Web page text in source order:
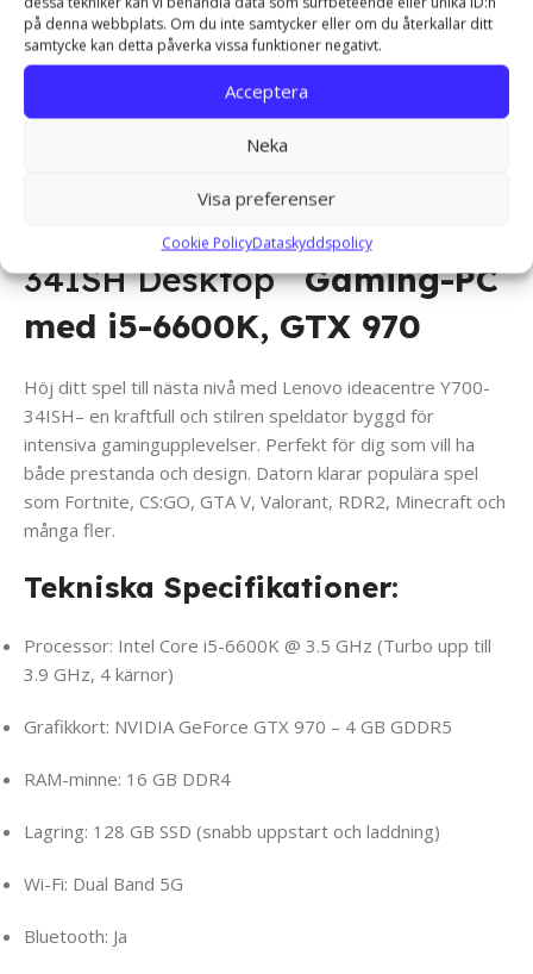
på denna webbplats. Om du inte samtycker eller om du återkallar ditt
samtycke kan detta påverka vissa funktioner negativt.
Acceptera
Neka
Visa preferenser
Cookie PolicyDataskyddspolicy
Lenovo ideacentre Y700-
34ISH DesktopGaming-PC
med i5-6600K, GTX 970
Höj ditt spel till nästa nivå med Lenovo ideacentre Y700-
34ISH– en kraftfull och stilren speldator byggd för
intensiva gamingupplevelser. Perfekt för dig som vill ha
både prestanda och design. Datorn klarar populära spel
som Fortnite, CS:GO, GTA V, Valorant, RDR2, Minecraft och
många fler.
Tekniska Specifikationer:
Processor: Intel Core i5-6600K @ 3.5 GHz (Turbo upp till
3.9 GHz, 4 kärnor)
Grafikkort: NVIDIA GeForce GTX 970 – 4 GB GDDR5
RAM-minne: 16 GB DDR4
Lagring: 128 GB SSD (snabb uppstart och laddning)
Wi-Fi: Dual Band 5G
Bluetooth: Ja